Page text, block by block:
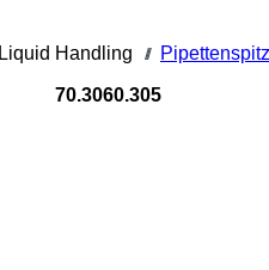
Liquid Handling ///
70.3060.305